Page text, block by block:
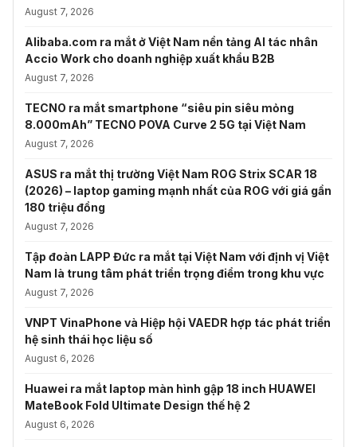
August 7, 2026
Alibaba.com ra mắt ở Việt Nam nền tảng AI tác nhân
Accio Work cho doanh nghiệp xuất khẩu B2B
August 7, 2026
TECNO ra mắt smartphone “siêu pin siêu mỏng
8.000mAh” TECNO POVA Curve 2 5G tại Việt Nam
August 7, 2026
ASUS ra mắt thị trường Việt Nam ROG Strix SCAR 18
(2026) – laptop gaming mạnh nhất của ROG với giá gần
180 triệu đồng
August 7, 2026
Tập đoàn LAPP Đức ra mắt tại Việt Nam với định vị Việt
Nam là trung tâm phát triển trọng điểm trong khu vực
August 7, 2026
VNPT VinaPhone và Hiệp hội VAEDR hợp tác phát triển
hệ sinh thái học liệu số
August 6, 2026
Huawei ra mắt laptop màn hình gập 18 inch HUAWEI
MateBook Fold Ultimate Design thế hệ 2
August 6, 2026